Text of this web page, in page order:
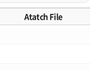
Atatch File